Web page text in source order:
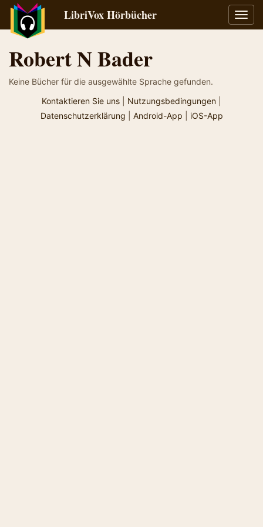
LibriVox Hörbücher
Robert N Bader
Keine Bücher für die ausgewählte Sprache gefunden.
Kontaktieren Sie uns
Nutzungsbedingungen
Datenschutzerklärung
Android-App iOS-App